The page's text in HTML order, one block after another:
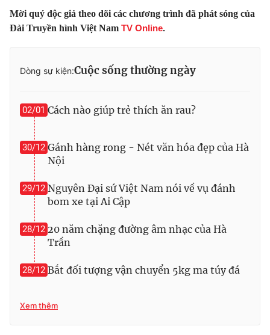
Sản phẩm
Tư vấn
Giao lưu trực tuyến
Emagazine Podcast
Photo Infographic
Video
VTV Money
VTV Sức khoẻ
Mời quý độc giả theo dõi các chương trình đã phát sóng của
Đài Truyền hình Việt Nam TV Online.
Dòng sự kiện:Cuộc sống thường ngày
02/01 Cách nào giúp trẻ thích ăn rau?
30/12 Gánh hàng rong - Nét văn hóa đẹp của Hà
Nội
29/12 Nguyên Đại sứ Việt Nam nói về vụ đánh
bom xe tại Ai Cập
28/12 20 năm chặng đường âm nhạc của Hà
Trần
28/12 Bắt đối tượng vận chuyển 5kg ma túy đá
Xem thêm